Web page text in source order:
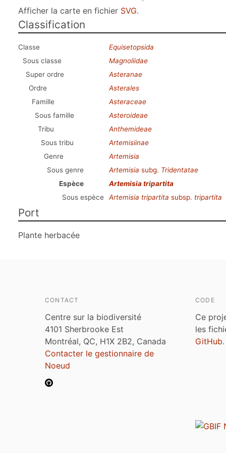
Afficher la carte en fichier SVG.
Classification
Classe
Equisetopsida
Sous classe
Magnoliidae
Super ordre
Asteranae
Ordre
Asterales
Famille
Asteraceae
Sous famille
Asteroideae
Tribu
Anthemideae
Sous tribu
Artemisiinae
Genre
Artemisia
Sous genre
Artemisia subg. Tridentatae
Espèce
Artemisia tripartita
Sous espèce
Artemisia tripartita subsp. tripartita
Port
Plante herbacée
CONTACT
Centre sur la biodiversité
4101 Sherbrooke Est
Montréal, QC, H1X 2B2, Canada
Contacter le gestionnaire de
Noeud
CODE
Ce
les
GitHub.